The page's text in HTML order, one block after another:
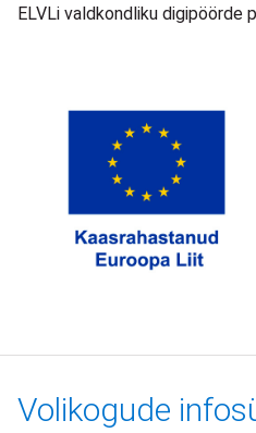
ELVLi valdkondliku digipöörde
Volikogude